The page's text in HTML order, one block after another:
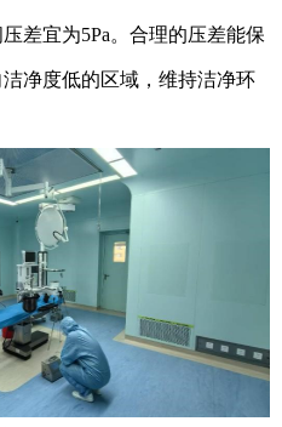
差宜为5Pa。合理的压差能保
净度低的区域，维持洁净环